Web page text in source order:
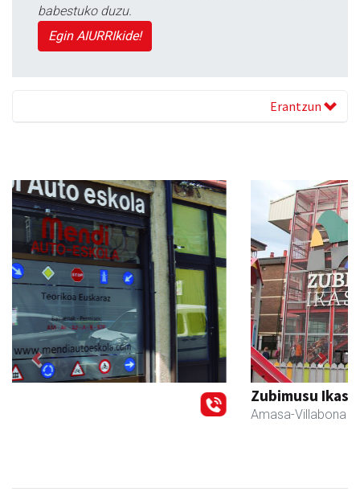
babestuko duzu.
Egin AIURRIkide!
Erantzun
Previous Next